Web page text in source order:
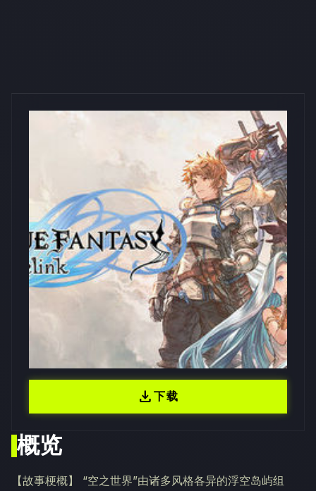
概览
【故事梗概】 “空之世界”由诸多风格各异的浮空岛屿组
download下载